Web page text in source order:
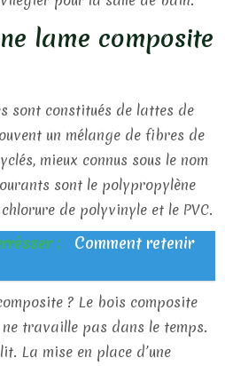
lame composite
sont constitués de lattes de
un mélange de fibres de
mieux connus sous le nom
sont le polypropylène
de polyvinyle et le PVC.
:
Comment retenir
? Le bois composite
travaille pas dans le temps.
La mise en place d’une